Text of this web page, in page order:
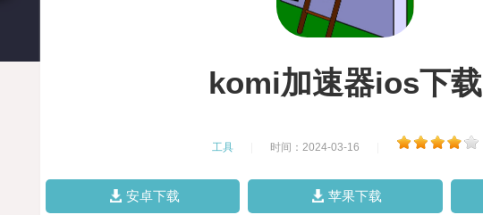
komi加速器ios下载
工具 时间：2024-03-16
安卓下载 苹果下载